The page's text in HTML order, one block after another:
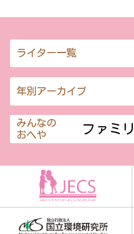
ライター一覧
年別アーカイブ
みんなの
おへや